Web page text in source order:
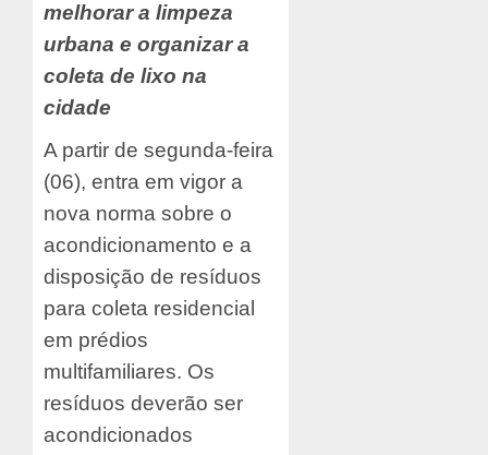
melhorar a limpeza
urbana e organizar a
coleta de lixo na
cidade
A partir de segunda-feira
(06), entra em vigor a
nova norma sobre o
acondicionamento e a
disposição de resíduos
para coleta residencial
em prédios
multifamiliares. Os
resíduos deverão ser
acondicionados